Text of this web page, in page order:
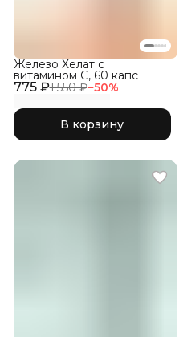
775 ₽1 550 ₽−50%
Железо Хелат с
витамином С, 60 капс
В корзину